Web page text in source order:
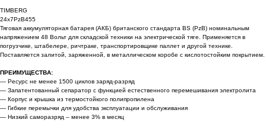
TIMBERG
24x7PzB455
Тяговая аккумуляторная батарея (АКБ) британского стандарта BS (PzB) номинальным
напряжением 48 Вольт для складской техники на электрической тяге. Применяется в
погрузчике, штабелере, ричтраке, транспортировщике паллет и другой технике.
Поставляется залитой, заряженной, в металлическом коробе с кислотостойким покрытием.
ПРЕИМУЩЕСТВА:
— Ресурс не менее 1500 циклов заряд-разряд
— Запатентованный сепаратор с функцией естественного перемешивания электролита
— Корпус и крышка из термостойкого полипропилена
— Гибкие перемычки для удобства эксплуатации и обслуживания
— Низкий саморазряд – менее 3% в месяц